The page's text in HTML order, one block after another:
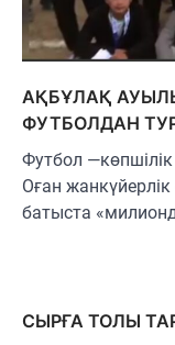
АҚБҰЛАҚ
ФУТБОЛДАН
Футбол
Оған
батыста
СЫРҒА ТОЛЫ